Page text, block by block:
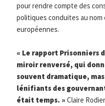
pour rendre compte des
politiques conduites au
européennes.
« Le rapport Prisonniers
miroir renversé, qui
souvent dramatique,
lénifiants des
était temps. » Claire